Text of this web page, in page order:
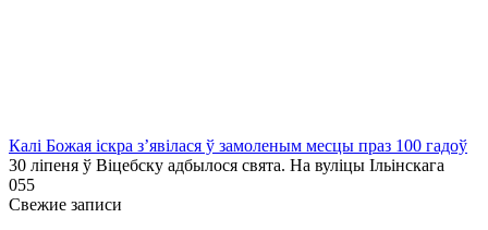
Калі Божая іскра з’явілася ў замоленым месцы праз 100 гадоў
30 ліпеня ў Віцебску адбылося свята. На вуліцы Ільінскага
055
Свежие записи